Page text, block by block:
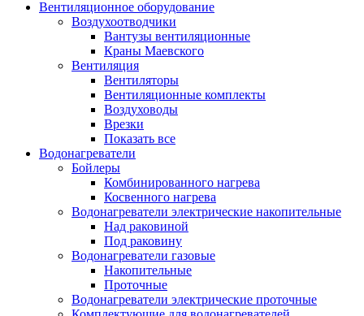
Вентиляционное оборудование
Воздухоотводчики
Вантузы вентиляционные
Краны Маевского
Вентиляция
Вентиляторы
Вентиляционные комплекты
Воздуховоды
Врезки
Показать все
Водонагреватели
Бойлеры
Комбинированного нагрева
Косвенного нагрева
Водонагреватели электрические накопительные
Над раковиной
Под раковину
Водонагреватели газовые
Накопительные
Проточные
Водонагреватели электрические проточные